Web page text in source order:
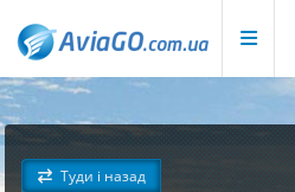
Туди і назад